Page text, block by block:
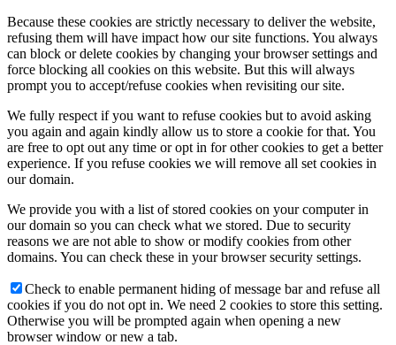
Because these cookies are strictly necessary to deliver the website,
refusing them will have impact how our site functions. You always
can block or delete cookies by changing your browser settings and
force blocking all cookies on this website. But this will always
prompt you to accept/refuse cookies when revisiting our site.
We fully respect if you want to refuse cookies but to avoid asking
you again and again kindly allow us to store a cookie for that. You
are free to opt out any time or opt in for other cookies to get a better
experience. If you refuse cookies we will remove all set cookies in
our domain.
We provide you with a list of stored cookies on your computer in
our domain so you can check what we stored. Due to security
reasons we are not able to show or modify cookies from other
domains. You can check these in your browser security settings.
Check to enable permanent hiding of message bar and refuse all
cookies if you do not opt in. We need 2 cookies to store this setting.
Otherwise you will be prompted again when opening a new
browser window or new a tab.